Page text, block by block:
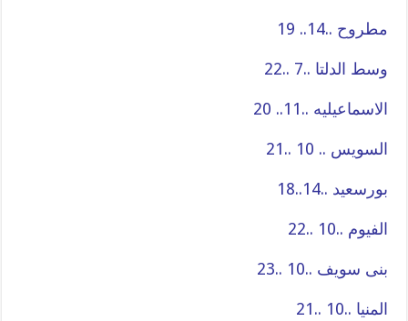
مطروح ..14.. 19
وسط الدلتا ..7 ..22
الاسماعيليه ..11.. 20
السويس .. 10 ..21
بورسعيد ..14..18
الفيوم ..10 ..22
بنى سويف ..10 ..23
المنيا ..10 ..21